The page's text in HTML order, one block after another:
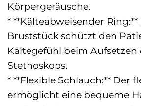
Körpergeräusche.
* **Kälteabweisender
Bruststück schützt den
Kältegefühl beim Aufsetzen
Stethoskops.
* **Flexible Schlauch:** Der
ermöglicht eine bequeme